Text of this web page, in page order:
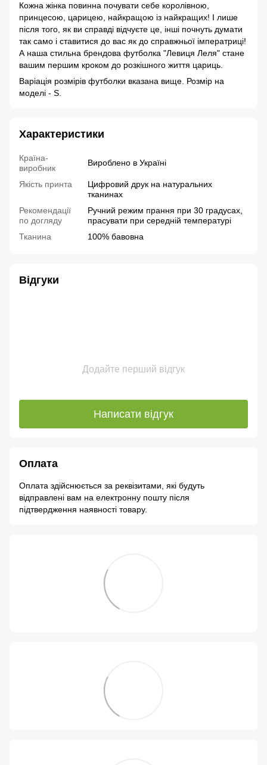
Кожна жінка повинна почувати себе королівною,
принцесою, царицею, найкращою із найкращих! І лише
після того, як ви справді відчуєте це, інші почнуть думати
так само і ставитися до вас як до справжньої імператриці!
А наша стильна брендова футболка "Левиця Леля" стане
вашим першим кроком до розкішного життя цариць.
Варіація розмірів футболки вказана вище. Розмір на
моделі - S.
Характеристики
Країна-
виробник
Вироблено в Україні
Якість принта
Цифровий друк на натуральних
тканинах
Рекомендації
по догляду
Ручний режим прання при 30 градусах,
прасувати при середній температурі
Тканина
100% бавовна
Відгуки
Додайте перший відгук
Написати відгук
Оплата
Оплата здійснюється за реквізитами, які будуть
відправлені вам на електронну пошту після
підтвердження наявності товару.